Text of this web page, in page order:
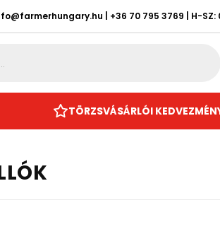
+36 70 795 3769 | H-
TÖRZSVÁSÁRLÓI